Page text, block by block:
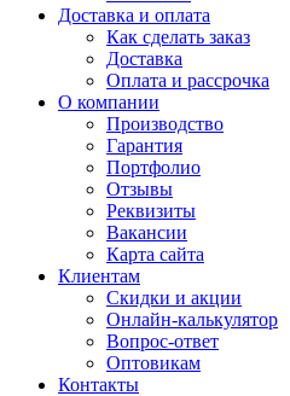
Доставка и оплата
Как сделать заказ
Доставка
Оплата и рассрочка
О компании
Производство
Гарантия
Портфолио
Отзывы
Реквизиты
Вакансии
Карта сайта
Клиентам
Скидки и акции
Онлайн-калькулятор
Вопрос-ответ
Оптовикам
Контакты